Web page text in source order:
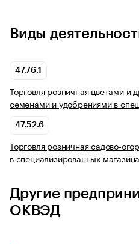
Виды
47.76.1
Торговля розничная цветами и
семенами и удобрениями в
47.52.6
Торговля розничная садово-
в специализированных
Другие
ОКВЭД